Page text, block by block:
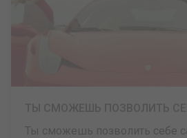
Ты сможешь позволить себе